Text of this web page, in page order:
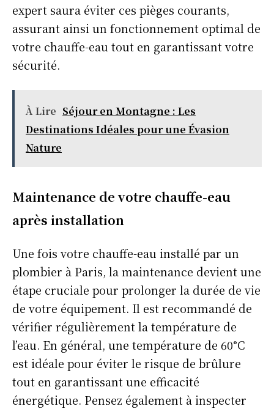
expert saura éviter ces pièges courants,
assurant ainsi un fonctionnement optimal de
votre chauffe-eau tout en garantissant votre
sécurité.
À Lire Séjour en Montagne : Les
Destinations Idéales pour une Évasion
Nature
Maintenance de votre chauffe-eau
après installation
Une fois votre chauffe-eau installé par un
plombier à Paris, la maintenance devient une
étape cruciale pour prolonger la durée de vie
de votre équipement. Il est recommandé de
vérifier régulièrement la température de
l’eau. En général, une température de 60°C
est idéale pour éviter le risque de brûlure
tout en garantissant une efficacité
énergétique. Pensez également à inspecter